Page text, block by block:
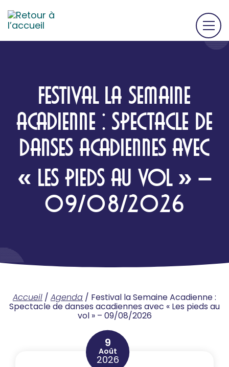
FESTIVAL LA SEMAINE
ACADIENNE : SPECTACLE DE
DANSES ACADIENNES AVEC
« LES PIEDS AU VOL » –
09/08/2026
Accueil / Agenda / Festival la Semaine Acadienne :
Spectacle de danses acadiennes avec « Les pieds au
vol » – 09/08/2026
9
Août
2026